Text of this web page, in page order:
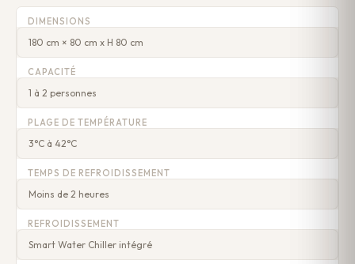
DIMENSIONS
180 cm × 80 cm x H 80 cm
CAPACITÉ
1 à 2 personnes
PLAGE DE TEMPÉRATURE
3°C à 42°C
TEMPS DE REFROIDISSEMENT
Moins de 2 heures
REFROIDISSEMENT
Smart Water Chiller intégré